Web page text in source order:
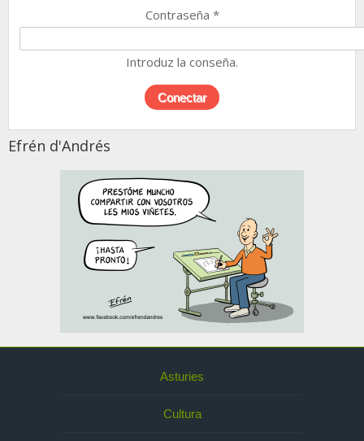
Contraseña *
Introduz la conseña.
Efrén d'Andrés
Asturies
Cultura